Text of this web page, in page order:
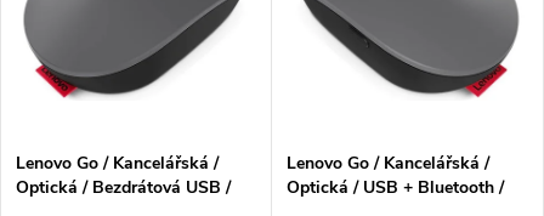
Lenovo Go / Kancelářská /
Optická / Bezdrátová USB /
Lenovo Go / Kancelářská /
Optická / USB + Bluetooth /